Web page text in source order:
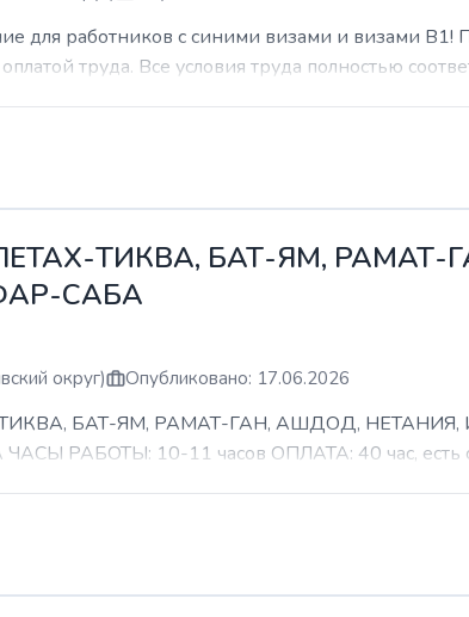
для работников с синими визами и визами B1!
труда. Все условия труда полностью
ТИКВА, БАТ-ЯМ,
САБА
округ) Опубликовано: 17.06.2026
БАТ-ЯМ, РАМАТ-ГАН, АШДОД,
РАБОТЫ: 10-11 часов ОПЛАТА: 40 час, есть